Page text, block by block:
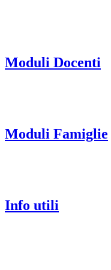
Moduli Docenti
Moduli Famiglie
Info utili